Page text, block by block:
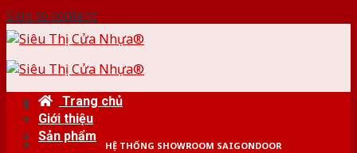
Skip to content
HỆ THỐNG SHOWROOM SAIGONDOOR
Trang chủ
Giới thiệu
Sản phẩm